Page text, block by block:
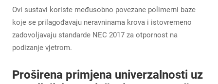
Ovi sustavi koriste međusobno povezane polimerni baze
koje se prilagođavaju neravninama krova i istovremeno
zadovoljavaju standarde NEC 2017 za otpornost na
podizanje vjetrom.
Proširena primjena univerzalnosti uz